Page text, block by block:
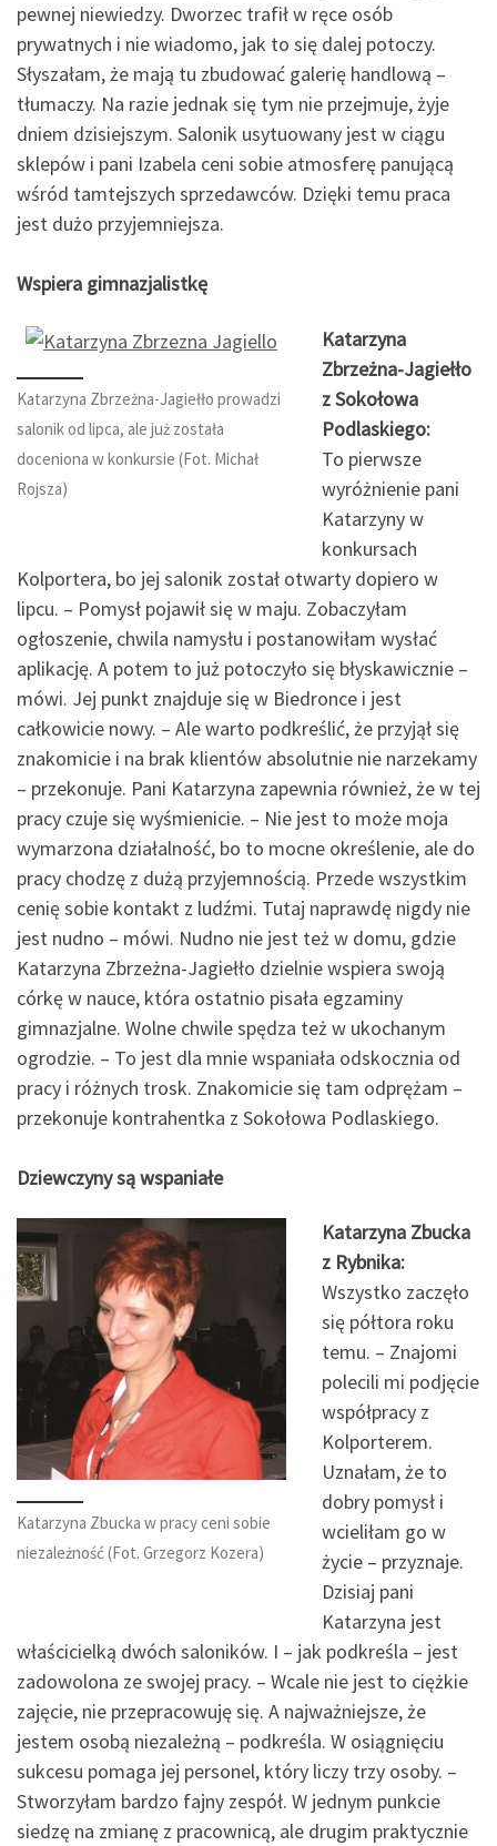
pewnej niewiedzy. Dworzec trafił w ręce osób
prywatnych i nie wiadomo, jak to się dalej potoczy.
Słyszałam, że mają tu zbudować galerię handlową –
tłumaczy. Na razie jednak się tym nie przejmuje, żyje
dniem dzisiejszym. Salonik usytuowany jest w ciągu
sklepów i pani Izabela ceni sobie atmosferę panującą
wśród tamtejszych sprzedawców. Dzięki temu praca
jest dużo przyjemniejsza.
Wspiera gimnazjalistkę
Katarzyna Zbrzeżna-Jagiełło prowadzi
salonik od lipca, ale już została
doceniona w konkursie (Fot. Michał
Rojsza)
Katarzyna
Zbrzeżna-Jagiełło
z Sokołowa
Podlaskiego:
To pierwsze
wyróżnienie pani
Katarzyny w
konkursach
Kolportera, bo jej salonik został otwarty dopiero w
lipcu. – Pomysł pojawił się w maju. Zobaczyłam
ogłoszenie, chwila namysłu i postanowiłam wysłać
aplikację. A potem to już potoczyło się błyskawicznie –
mówi. Jej punkt znajduje się w Biedronce i jest
całkowicie nowy. – Ale warto podkreślić, że przyjął się
znakomicie i na brak klientów absolutnie nie narzekamy
– przekonuje. Pani Katarzyna zapewnia również, że w tej
pracy czuje się wyśmienicie. – Nie jest to może moja
wymarzona działalność, bo to mocne określenie, ale do
pracy chodzę z dużą przyjemnością. Przede wszystkim
cenię sobie kontakt z ludźmi. Tutaj naprawdę nigdy nie
jest nudno – mówi. Nudno nie jest też w domu, gdzie
Katarzyna Zbrzeżna-Jagiełło dzielnie wspiera swoją
córkę w nauce, która ostatnio pisała egzaminy
gimnazjalne. Wolne chwile spędza też w ukochanym
ogrodzie. – To jest dla mnie wspaniała odskocznia od
pracy i różnych trosk. Znakomicie się tam odprężam –
przekonuje kontrahentka z Sokołowa Podlaskiego.
Dziewczyny są wspaniałe
Katarzyna Zbucka w pracy ceni sobie
niezależność (Fot. Grzegorz Kozera)
Katarzyna Zbucka
z Rybnika:
Wszystko zaczęło
się półtora roku
temu. – Znajomi
polecili mi podjęcie
współpracy z
Kolporterem.
Uznałam, że to
dobry pomysł i
wcieliłam go w
życie – przyznaje.
Dzisiaj pani
Katarzyna jest
właścicielką dwóch saloników. I – jak podkreśla – jest
zadowolona ze swojej pracy. – Wcale nie jest to ciężkie
zajęcie, nie przepracowuję się. A najważniejsze, że
jestem osobą niezależną – podkreśla. W osiągnięciu
sukcesu pomaga jej personel, który liczy trzy osoby. –
Stworzyłam bardzo fajny zespół. W jednym punkcie
siedzę na zmianę z pracownicą, ale drugim praktycznie